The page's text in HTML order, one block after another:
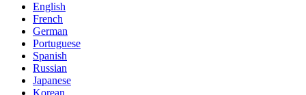
English
French
German
Portuguese
Spanish
Russian
Japanese
Korean